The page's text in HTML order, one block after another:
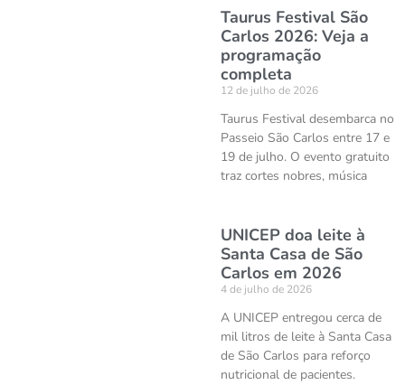
Taurus Festival São
Carlos 2026: Veja a
programação
completa
12 de julho de 2026
Taurus Festival desembarca no
Passeio São Carlos entre 17 e
19 de julho. O evento gratuito
traz cortes nobres, música
UNICEP doa leite à
Santa Casa de São
Carlos em 2026
4 de julho de 2026
A UNICEP entregou cerca de
mil litros de leite à Santa Casa
de São Carlos para reforço
nutricional de pacientes.